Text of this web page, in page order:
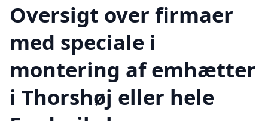
Oversigt over firmaer
med speciale i
montering af emhætter
i Thorshøj eller hele